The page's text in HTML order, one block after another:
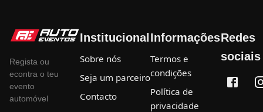
Regista ou
econtra o teu
evento
automóvel
Institucional
Sobre nós
Seja um parceiro
Contacto
Informações
Termos e
condições
Política de
privacidade
Redes
sociais